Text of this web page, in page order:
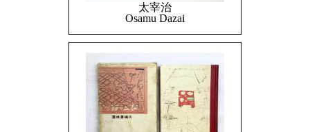
太宰治
Osamu Dazai